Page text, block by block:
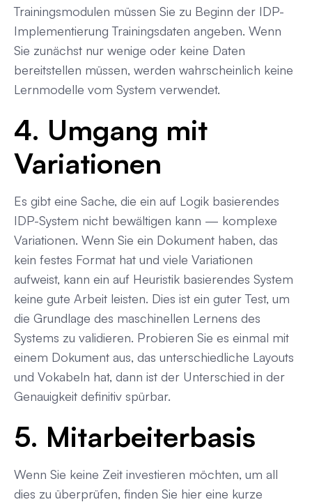
Trainingsmodulen müssen Sie zu Beginn der IDP-
Implementierung Trainingsdaten angeben. Wenn
Sie zunächst nur wenige oder keine Daten
bereitstellen müssen, werden wahrscheinlich keine
Lernmodelle vom System verwendet.
4. Umgang mit
Variationen
Es gibt eine Sache, die ein auf Logik basierendes
IDP-System nicht bewältigen kann — komplexe
Variationen. Wenn Sie ein Dokument haben, das
kein festes Format hat und viele Variationen
aufweist, kann ein auf Heuristik basierendes System
keine gute Arbeit leisten. Dies ist ein guter Test, um
die Grundlage des maschinellen Lernens des
Systems zu validieren. Probieren Sie es einmal mit
einem Dokument aus, das unterschiedliche Layouts
und Vokabeln hat, dann ist der Unterschied in der
Genauigkeit definitiv spürbar.
5. Mitarbeiterbasis
Wenn Sie keine Zeit investieren möchten, um all
dies zu überprüfen, finden Sie hier eine kurze